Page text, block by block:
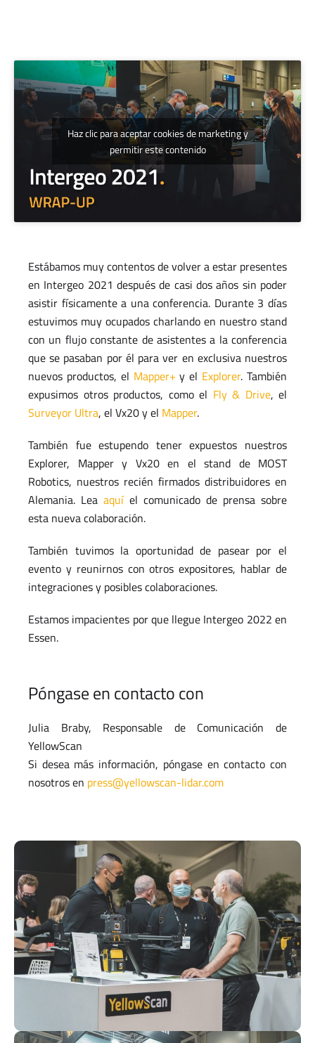
Haz clic para aceptar cookies de marketing y
permitir este contenido
Estábamos muy contentos de volver a estar presentes
en Intergeo 2021 después de casi dos años sin poder
asistir físicamente a una conferencia. Durante 3 días
estuvimos muy ocupados charlando en nuestro stand
con un flujo constante de asistentes a la conferencia
que se pasaban por él para ver en exclusiva nuestros
nuevos productos, el Mapper+ y el Explorer. También
expusimos otros productos, como el Fly & Drive, el
Surveyor Ultra, el Vx20 y el Mapper.
También fue estupendo tener expuestos nuestros
Explorer, Mapper y Vx20 en el stand de MOST
Robotics, nuestros recién firmados distribuidores en
Alemania. Lea aquíel comunicado de prensa sobre
esta nueva colaboración.
También tuvimos la oportunidad de pasear por el
evento y reunirnos con otros expositores, hablar de
integraciones y posibles colaboraciones.
Estamos impacientes por que llegue Intergeo 2022 en
Essen.
Póngase en contacto con
Julia Braby, Responsable de Comunicación de
YellowScan
Si desea más información, póngase en contacto con
nosotros en press@yellowscan-lidar.com